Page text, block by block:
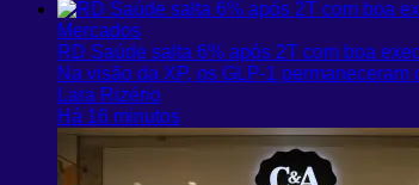
Mercados
RD Saúde salta 6% após 2T com boa
Na visão da XP, os GLP-1
Lara Rizério
Há 16 minutos